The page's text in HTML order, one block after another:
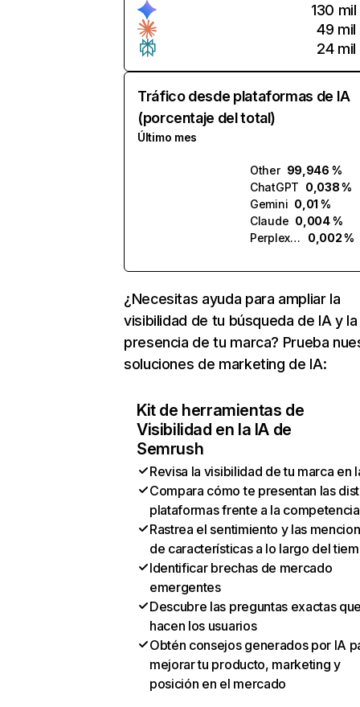
130 mil
49 mil
24 mil
Tráfico desde plataformas de IA
(porcentaje del total)
Último mes
Other 99,946 %
ChatGPT 0,038 %
Gemini 0,01 %
Claude 0,004 %
Perplexity
0,002 %
¿Necesitas ayuda para ampliar la
visibilidad de tu búsqueda de IA y la
presencia de tu marca? Prueba
soluciones de marketing de IA:
Kit de herramientas de
Visibilidad en la IA de
Semrush
Revisa la visibilidad de tu marca en
Compara cómo te presentan las
plataformas frente a la competencia
Rastrea el sentimiento y las
de características a lo largo del
Identificar brechas de mercado
emergentes
Descubre las preguntas exactas
hacen los usuarios
Obtén consejos generados por IA
mejorar tu producto, marketing y
posición en el mercado